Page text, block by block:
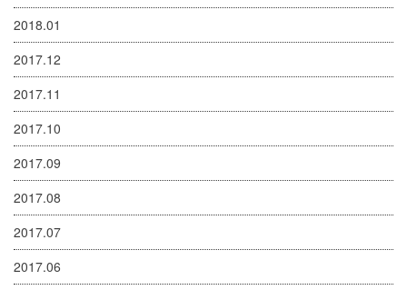
2018.01
2017.12
2017.11
2017.10
2017.09
2017.08
2017.07
2017.06